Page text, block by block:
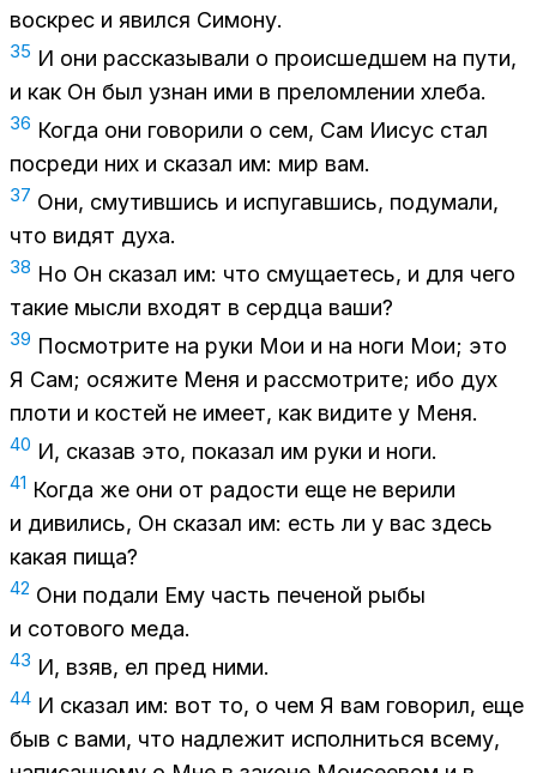
вос­крес и явил­ся Си­мо­ну.
35 И они рас­ска­зы­ва­ли о про­ис­шед­шем на пути,
и как Он был узнан ими в пре­лом­ле­нии хле­ба.
36 Ко­гда они го­во­ри­ли о сем, Сам Иисус стал
по­сре­ди них и ска­зал им: мир вам.
37 Они, сму­тив­шись и ис­пу­гав­шись, по­ду­ма­ли,
что ви­дят духа.
38 Но Он ска­зал им: что сму­ща­е­тесь, и для чего
та­кие мыс­ли вхо­дят в серд­ца ваши?
39 По­смот­ри­те на руки Мои и на ноги Мои; это
Я Сам; ося­жи­те Меня и рас­смот­ри­те; ибо дух
пло­ти и ко­стей не име­ет, как ви­ди­те у Меня.
40 И, ска­зав это, по­ка­зал им руки и ноги.
41 Ко­гда же они от ра­до­сти еще не ве­ри­ли
и ди­ви­лись, Он ска­зал им: есть ли у вас здесь
ка­кая пища?
42 Они по­да­ли Ему часть пе­че­ной рыбы
и со­то­во­го меда.
43 И, взяв, ел пред ними.
44 И ска­зал им: вот то, о чем Я вам го­во­рил, еще
быв с вами, что над­ле­жит ис­пол­нить­ся все­му,